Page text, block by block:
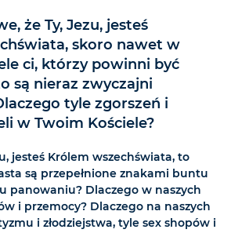
że Ty, Jezu, jesteś
skoro nawet w
ci, którzy powinni być
są nieraz zwyczajni
tyle zgorszeń i
w Twoim Kościele?
jesteś Królem wszechświata, to
są przepełnione znakami buntu
panowaniu? Dlaczego w naszych
i przemocy? Dlaczego na naszych
i złodziejstwa, tyle sex shopów i